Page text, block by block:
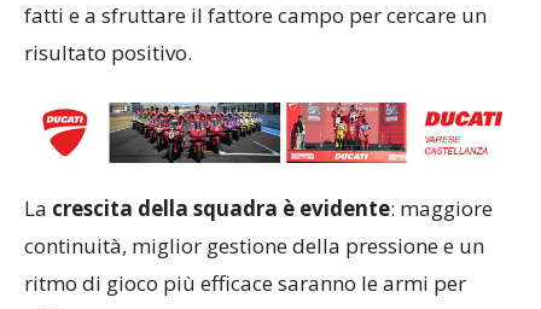
fatti e a sfruttare il fattore campo per cercare un
risultato positivo.
La crescita della squadra è evidente: maggiore
continuità, miglior gestione della pressione e un
ritmo di gioco più efficace saranno le armi per